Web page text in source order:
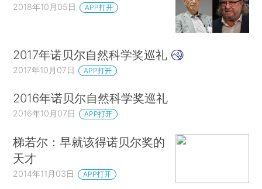
2018年10月05日 APP打开
2017年诺贝尔自然科学奖巡礼
2017年10月07日 APP打开
2016年诺贝尔自然科学奖巡礼
2016年10月07日 APP打开
梯若尔：早就该得诺贝尔奖的
天才
2014年11月03日 APP打开